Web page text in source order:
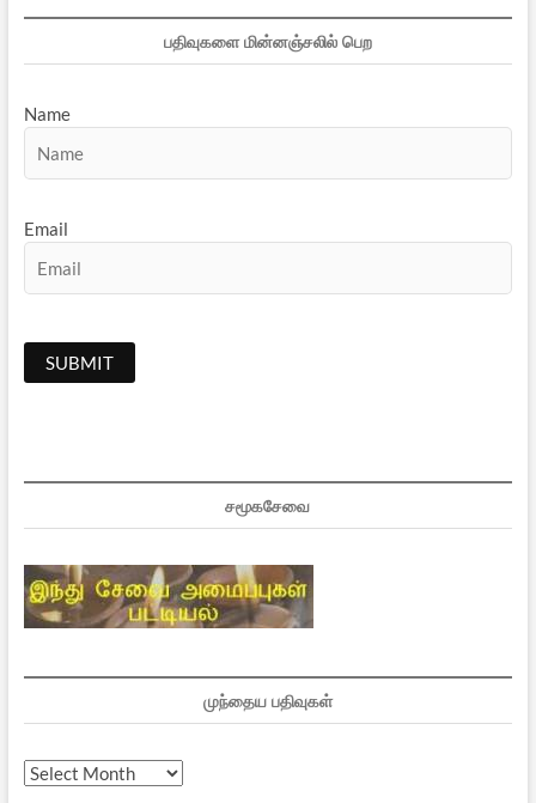
பதிவுகளை மின்னஞ்சலில் பெற
Name
Email
சமூகசேவை
முந்தைய பதிவுகள்
முந்தைய